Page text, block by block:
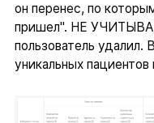
он перенес, по
пришел". НЕ
пользователь удалил.
уникальных